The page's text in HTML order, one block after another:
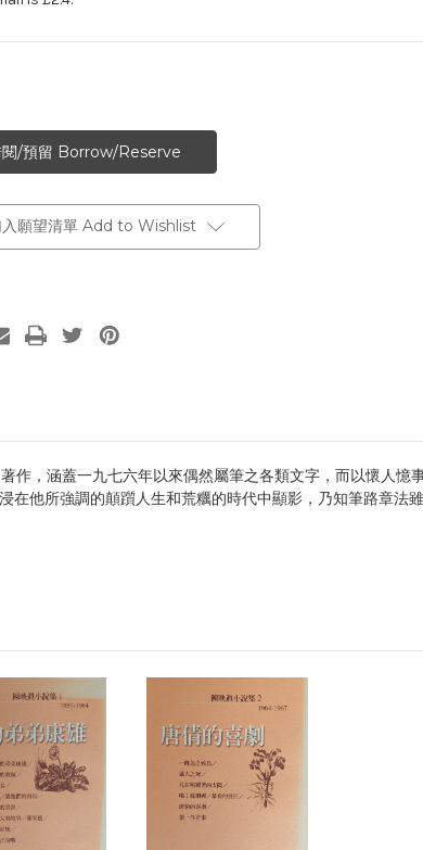
入願望清單 Add to Wishlist
作，涵蓋一九七六年以來偶然屬筆之各類文字，而以懷人憶
他所強調的顛躓人生和荒糲的時代中顯影，乃知筆路章法